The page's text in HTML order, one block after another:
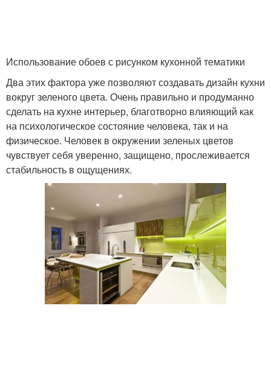
Использование обоев с рисунком кухонной тематики
Два этих фактора уже позволяют создавать дизайн кухни
вокруг зеленого цвета. Очень правильно и продуманно
сделать на кухне интерьер, благотворно влияющий как
на психологическое состояние человека, так и на
физическое. Человек в окружении зеленых цветов
чувствует себя уверенно, защищено, прослеживается
стабильность в ощущениях.